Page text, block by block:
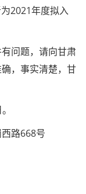
2021年度拟入
问题，请向甘肃
，事实清楚，甘
路668号